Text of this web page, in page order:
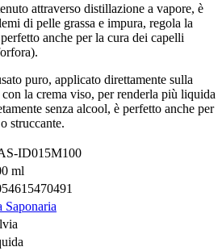
attraverso distillazione a vapore, è
di pelle grassa e impura, regola la
anche per la cura dei capelli
puro, applicato direttamente sulla
la crema viso, per renderla più liquida
senza alcool, è perfetto anche per
struccante.
ID015M100
ml
Saponaria